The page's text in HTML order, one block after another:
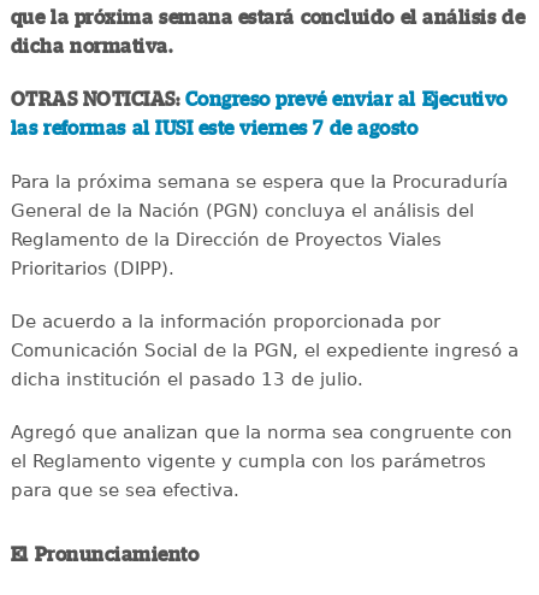
que la próxima semana estará concluido el análisis de
dicha normativa.
OTRAS NOTICIAS: Congreso prevé enviar al Ejecutivo
las reformas al IUSI este viernes 7 de agosto
Para la próxima semana se espera que la Procuraduría
General de la Nación (PGN) concluya el análisis del
Reglamento de la Dirección de Proyectos Viales
Prioritarios (DIPP).
De acuerdo a la información proporcionada por
Comunicación Social de la PGN, el expediente ingresó a
dicha institución el pasado 13 de julio.
Agregó que analizan que la norma sea congruente con
el Reglamento vigente y cumpla con los parámetros
para que se sea efectiva.
El Pronunciamiento